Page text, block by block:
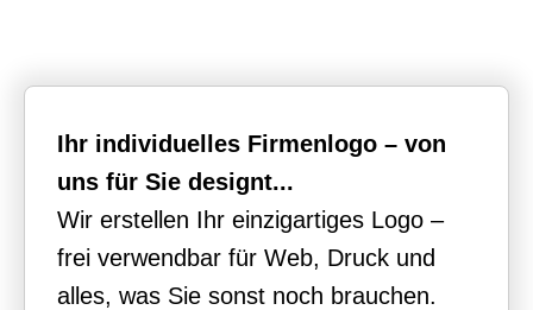
Ihr individuelles Firmenlogo – von
uns für Sie designt...
Wir erstellen Ihr einzigartiges Logo –
frei verwendbar für Web, Druck und
alles, was Sie sonst noch brauchen.